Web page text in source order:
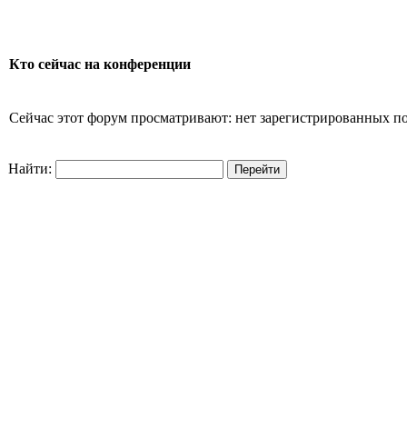
Кто сейчас на конференции
Сейчас этот форум просматривают: нет зарегистрированных
Найти: